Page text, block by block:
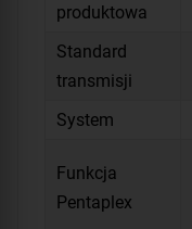
produktowa
Standard
transmisji
System
Funkcja
Pentaplex